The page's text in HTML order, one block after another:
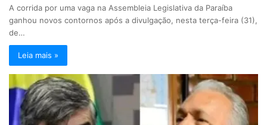
A corrida por uma vaga na Assembleia Legislativa da Paraíba
ganhou novos contornos após a divulgação, nesta terça-feira (31),
de…
Leia mais »